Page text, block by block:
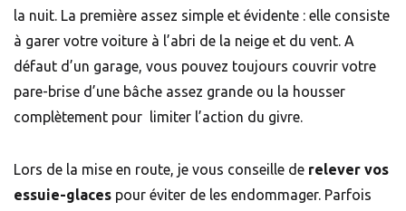
la nuit. La première assez simple et évidente : elle consiste
à garer votre voiture à l’abri de la neige et du vent. A
défaut d’un garage, vous pouvez toujours couvrir votre
pare-brise d’une bâche assez grande ou la housser
complètement pour limiter l’action du givre.
Lors de la mise en route, je vous conseille de relever vos
essuie-glaces pour éviter de les endommager. Parfois